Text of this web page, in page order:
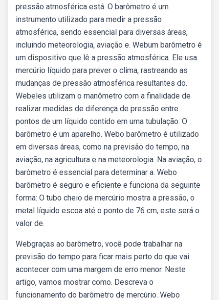
pressão atmosférica está. O barômetro é um
instrumento utilizado para medir a pressão
atmosférica, sendo essencial para diversas áreas,
incluindo meteorologia, aviação e. Webum barômetro é
um dispositivo que lê a pressão atmosférica. Ele usa
mercúrio líquido para prever o clima, rastreando as
mudanças de pressão atmosférica resultantes do.
Webeles utilizam o manômetro com a finalidade de
realizar medidas de diferença de pressão entre
pontos de um líquido contido em uma tubulação. O
barômetro é um aparelho. Webo barômetro é utilizado
em diversas áreas, como na previsão do tempo, na
aviação, na agricultura e na meteorologia. Na aviação, o
barômetro é essencial para determinar a. Webo
barômetro é seguro e eficiente e funciona da seguinte
forma: O tubo cheio de mercúrio mostra a pressão, o
metal líquido escoa até o ponto de 76 cm, este será o
valor de.
Webgraças ao barômetro, você pode trabalhar na
previsão do tempo para ficar mais perto do que vai
acontecer com uma margem de erro menor. Neste
artigo, vamos mostrar como. Descreva o
funcionamento do barômetro de mercúrio. Webo